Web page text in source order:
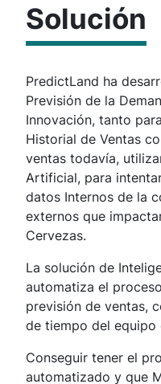
Solución
PredictLand ha
Previsión de la
Innovación, tanto
Historial de Ventas
ventas todavía,
Artificial, para
datos Internos de la
externos que
Cervezas.
La solución de
automatiza el
previsión de ventas,
de tiempo del equipo
Conseguir tener el
automatizado y que